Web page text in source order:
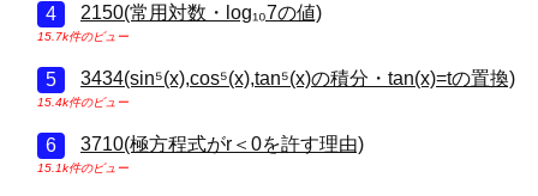
2150(常用対数・log₁₀7の値)
15.7k件のビュー
3434(sin⁵(x),cos⁵(x),tan⁵(x)の積分・tan(x)=tの置換)
15.4k件のビュー
3710(極方程式がr＜0を許す理由)
15.1k件のビュー